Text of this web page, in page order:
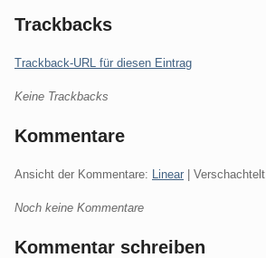
Trackbacks
Trackback-URL für diesen Eintrag
Keine Trackbacks
Kommentare
Ansicht der Kommentare: Linear | Verschachtelt
Noch keine Kommentare
Kommentar schreiben